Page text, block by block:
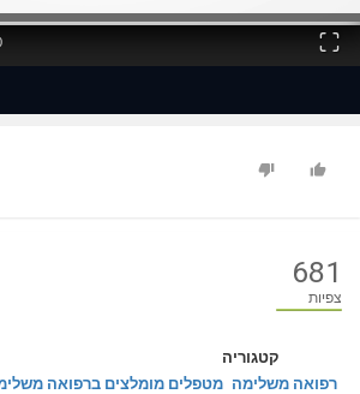
Fullscreen
681
צפיות
קטגוריה
רפואה משלימה מטפלים מומלצים ברפואה